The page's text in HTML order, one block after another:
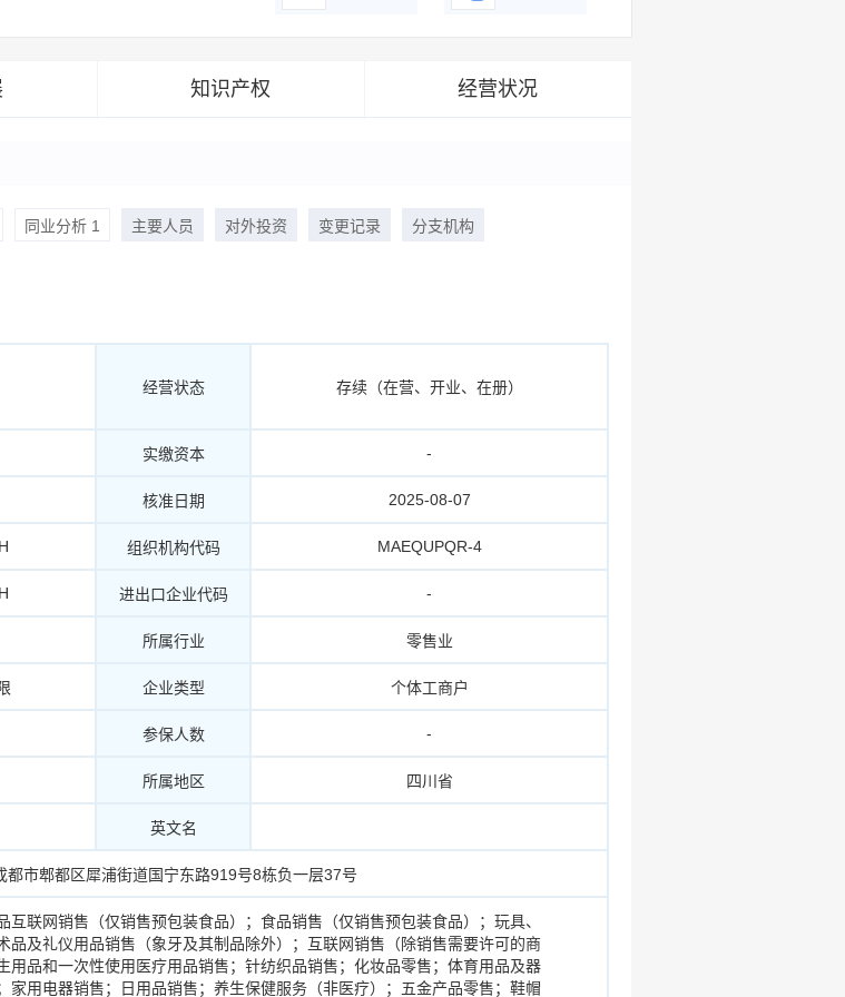
知识产权 经营状况
同业分析 1 主要人员 对外投资 变更记录 分支机构
经营状态 存续（在营、开业、在册）
实缴资本 -
核准日期 2025-08-07
组织机构代码 MAEQUPQR-4
进出口企业代码 -
所属行业 零售业
企业类型 个体工商户
参保人数 -
所属地区 四川省
英文名
都市郫都区犀浦街道国宁东路919号8栋负一层37号
互联网销售（仅销售预包装食品）；食品销售（仅销售预包装食品）；玩具、
品及礼仪用品销售（象牙及其制品除外）；互联网销售（除销售需要许可的商
用品和一次性使用医疗用品销售；针纺织品销售；化妆品零售；体育用品及器
家用电器销售；日用品销售；养生保健服务（非医疗）；五金产品零售；鞋帽